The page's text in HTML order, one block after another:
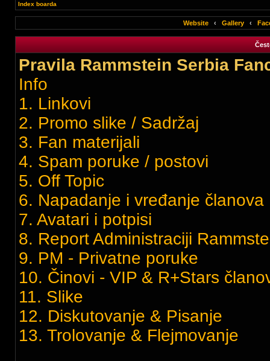
Index boarda
Website ‹ Gallery ‹
Pravila Rammstein Serbia
Info
1. Linkovi
2. Promo slike / Sadržaj
3. Fan materijali
4. Spam poruke / postovi
5. Off Topic
6. Napadanje i vređanje
7. Avatari i potpisi
8. Report Administraciji
9. PM - Privatne poruke
10. Činovi - VIP & R+Stars
11. Slike
12. Diskutovanje & Pisanje
13. Trolovanje & Flejmovanje